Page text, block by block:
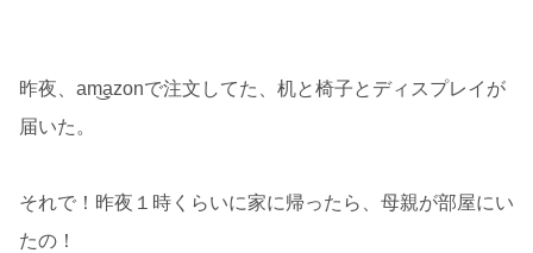
昨夜、am͜a͉zonで注文してた、机と椅子とディスプレイが
届いた。
それで！昨夜１時くらいに家に帰ったら、母親が部屋にい
たの！